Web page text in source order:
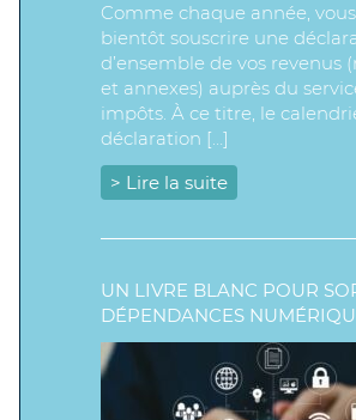
Comme chaque année,
bientôt souscrire une
d’ensemble de vos revenus
et annexes) auprès du
impôts. À ce titre, le
déclaration […]
> Lire la suite
UN LIVRE BLANC POUR
DÉPENDANCES